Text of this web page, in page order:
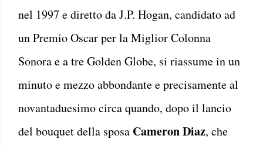
nel 1997 e diretto da J.P. Hogan, candidato ad
un Premio Oscar per la Miglior Colonna
Sonora e a tre Golden Globe, si riassume in un
minuto e mezzo abbondante e precisamente al
novantaduesimo circa quando, dopo il lancio
del bouquet della sposa Cameron Diaz, che